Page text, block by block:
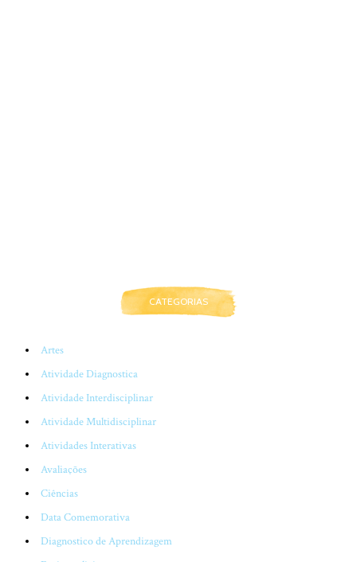
CATEGORIAS
Artes
Atividade Diagnostica
Atividade Interdisciplinar
Atividade Multidisciplinar
Atividades Interativas
Avaliações
Ciências
Data Comemorativa
Diagnostico de Aprendizagem